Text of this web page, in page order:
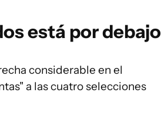
está por debajo
considerable en el
a las cuatro selecciones